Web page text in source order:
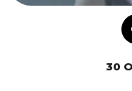
30